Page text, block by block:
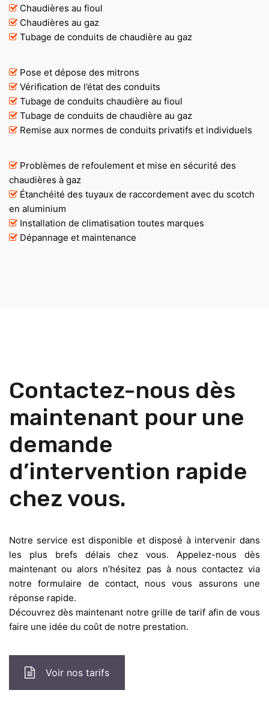
Chaudières au fioul
Chaudières au gaz
Tubage de conduits de chaudière au gaz
Pose et dépose des mitrons
Vérification de l’état des conduits
Tubage de conduits chaudière au fioul
Tubage de conduits de chaudière au gaz
Remise aux normes de conduits privatifs et individuels
Problèmes de refoulement et mise en sécurité des
chaudières à gaz
Étanchéité des tuyaux de raccordement avec du scotch
en aluminium
Installation de climatisation toutes marques
Dépannage et maintenance
Contactez-nous dès
maintenant pour une
demande
d’intervention rapide
chez vous.
Notre service est disponible et disposé à intervenir dans
les plus brefs délais chez vous. Appelez-nous dès
maintenant ou alors n’hésitez pas à nous contactez via
notre formulaire de contact, nous vous assurons une
réponse rapide.
Découvrez dès maintenant notre grille de tarif afin de vous
faire une idée du coût de notre prestation.
Voir nos tarifs